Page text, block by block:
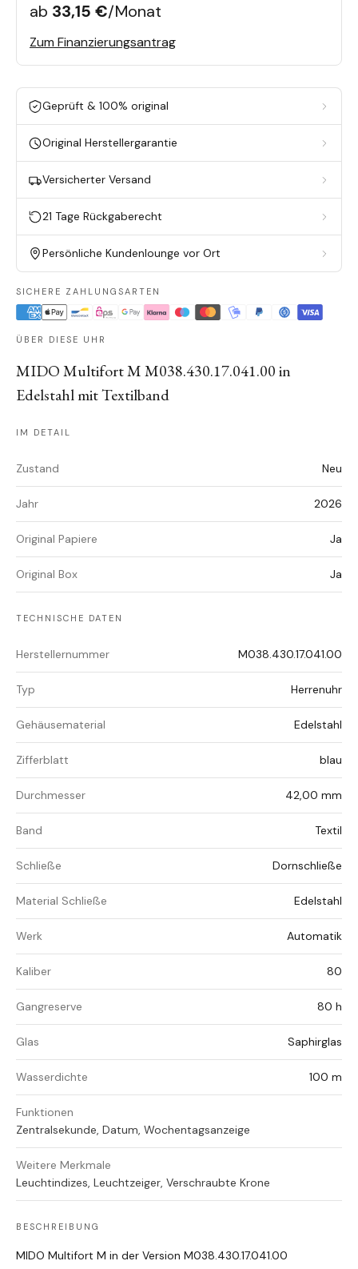
ab 33,15 €/Monat
Zum Finanzierungsantrag
Geprüft & 100% original
Original Herstellergarantie
Versicherter Versand
21 Tage Rückgaberecht
Persönliche Kundenlounge vor Ort
SICHERE ZAHLUNGSARTEN
ÜBER DIESE UHR
MIDO Multifort M M038.430.17.041.00 in
Edelstahl mit Textilband
IM DETAIL
Zustand Neu
Jahr 2026
Original Papiere Ja
Original Box Ja
TECHNISCHE DATEN
Herstellernummer M038.430.17.041.00
Typ Herrenuhr
Gehäusematerial Edelstahl
Zifferblatt blau
Durchmesser 42,00 mm
Band Textil
Schließe Dornschließe
Material Schließe Edelstahl
Werk Automatik
Kaliber 80
Gangreserve 80 h
Glas Saphirglas
Wasserdichte 100 m
Funktionen
Zentralsekunde, Datum, Wochentagsanzeige
Weitere Merkmale
Leuchtindizes, Leuchtzeiger, Verschraubte Krone
BESCHREIBUNG
MIDO Multifort M in der Version M038.430.17.041.00